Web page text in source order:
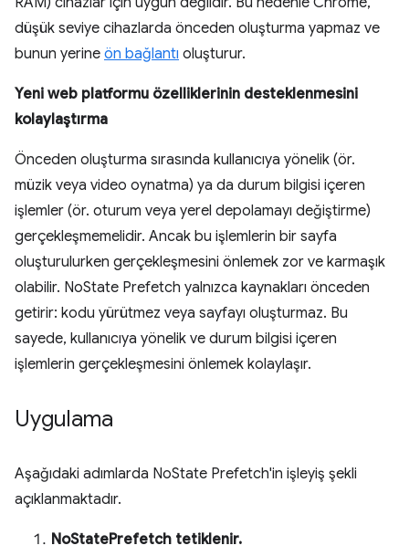
düşük seviye cihazlarda önceden oluşturma yapmaz ve
bunun yerine ön bağlantı oluşturur.
Yeni web platformu özelliklerinin desteklenmesini
kolaylaştırma
Önceden oluşturma sırasında kullanıcıya yönelik (ör.
müzik veya video oynatma) ya da durum bilgisi içeren
işlemler (ör. oturum veya yerel depolamayı değiştirme)
gerçekleşmemelidir. Ancak bu işlemlerin bir sayfa
oluşturulurken gerçekleşmesini önlemek zor ve karmaşık
olabilir. NoState Prefetch yalnızca kaynakları önceden
getirir: kodu yürütmez veya sayfayı oluşturmaz. Bu
sayede, kullanıcıya yönelik ve durum bilgisi içeren
işlemlerin gerçekleşmesini önlemek kolaylaşır.
Uygulama
Aşağıdaki adımlarda NoState Prefetch'in işleyiş şekli
açıklanmaktadır.
NoStatePrefetch tetiklenir.